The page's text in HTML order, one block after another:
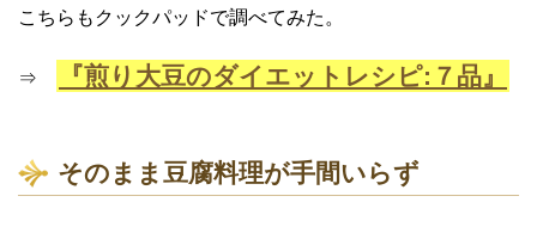
こちらもクックパッドで調べてみた。
⇒ 『煎り大豆のダイエットレシピ:７品』
そのまま豆腐料理が手間いらず